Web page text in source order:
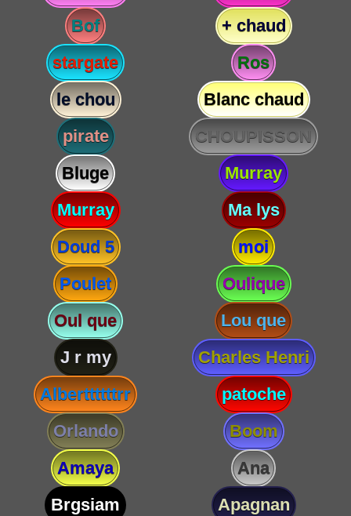
Bof
+ chaud
stargate
Ros
le chou
Blanc chaud
pirate
CHOUPISSON
Bluge
Murray
Murray
Ma lys
Doud 5
moi
Poulet
Oulique
Oul que
Lou que
J r my
Charles Henri
Alberttttttrr
patoche
Orlando
Boom
Amaya
Ana
Brgsiam
Apagnan